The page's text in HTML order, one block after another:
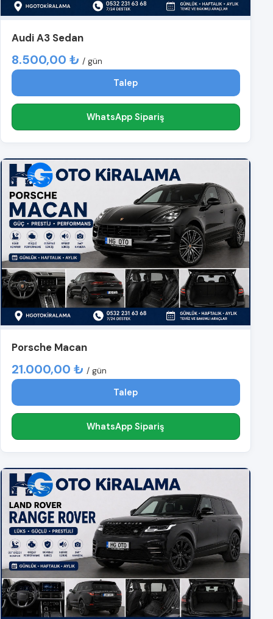
Audi A3 Sedan
8.500,00 ₺ / gün
Talep
WhatsApp Sipariş
Porsche Macan
21.000,00 ₺ / gün
Talep
WhatsApp Sipariş